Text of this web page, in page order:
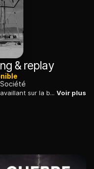
& replay
Société
Pour la première fois, des employés travaillant sur la base militaire secrète américaine Zone 51 parlent et dévoilent quelques-uns de ses mystères. Voir plus